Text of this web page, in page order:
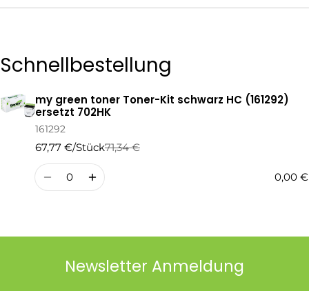
Schnellbestellung
Ihr
Warenkorb
my green toner Toner-Kit schwarz HC (161292)
ersetzt 702HK
161292
67,77 €/Stück
Regulärer
Preis
71,34 €
Verkaufspreis
Menge
0,00 €
Newsletter Anmeldung